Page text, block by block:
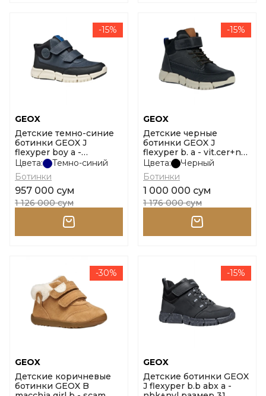
-15%
GEOX
Детские темно-синие
ботинки GEOX J
flexyper boy a -
sint.cerato размер 31
Цвета:
Темно-синий
Ботинки
957 000 сум
1 126 000 сум
-15%
GEOX
Детские черные
ботинки GEOX J
flexyper b. a - vit.cer+nyl
размер 31
Цвета:
Черный
Ботинки
1 000 000 сум
1 176 000 сум
-30%
GEOX
Детские коричневые
ботинки GEOX B
-15%
GEOX
Детские ботинки GEOX
J flexyper b.b abx a -